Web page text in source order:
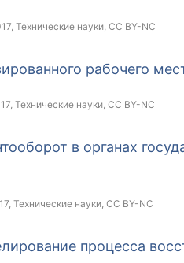
, Технические науки, CC BY-NC
рабочего
, Технические науки, CC BY-NC
в органах
, Технические науки, CC BY-NC
процесса